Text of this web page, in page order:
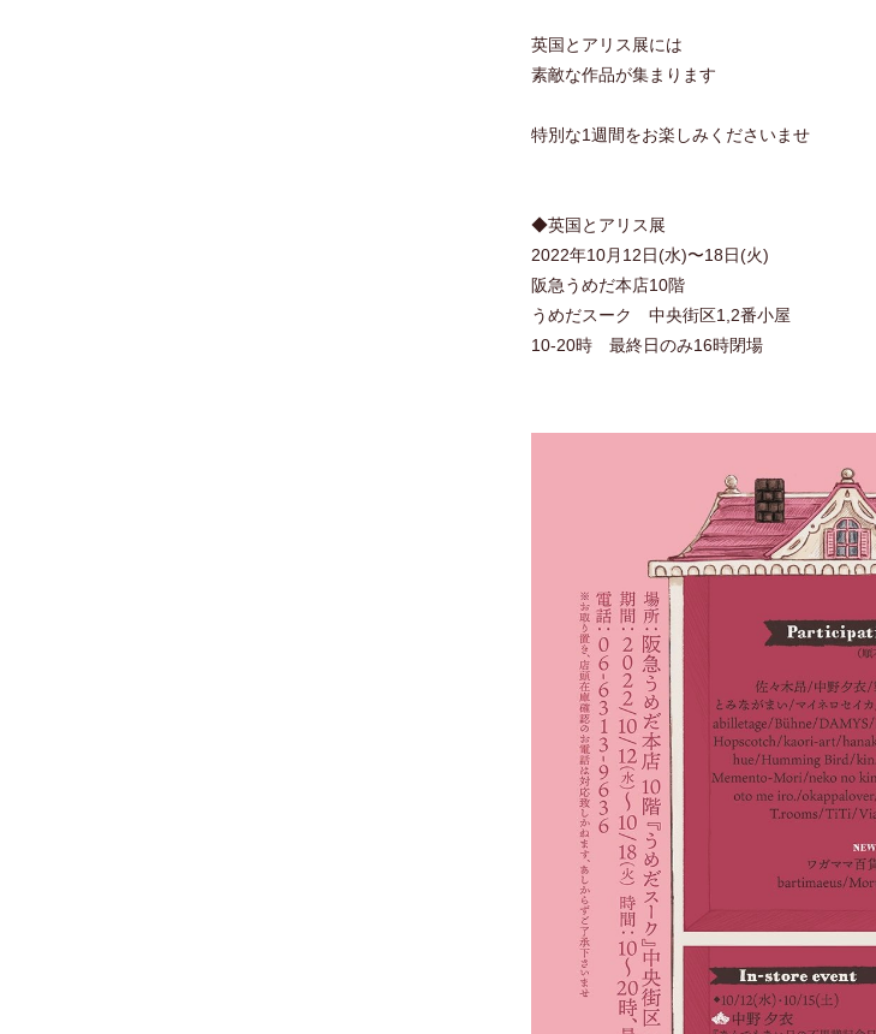
英国とアリス展には
素敵な作品が集まります
特別な1週間をお楽しみくださいませ
◆英国とアリス展
2022年10月12日(水)〜18日(火)
阪急うめだ本店10階
うめだスーク 中央街区1,2番小屋
10-20時 最終日のみ16時閉場